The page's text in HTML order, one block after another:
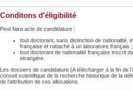
Conditons d'éligibilité
Peut faire acte de candidature :
tout doctorant, sans distinction de nationalité,
française et rattaché à un laboratoire français ;
tout doctorant de nationalité française inscrit
étrangère.
Les dossiers de candidature (A télécharger à la fin de
conseil scientifique de la recherche historique de la
de l’attribution de ces allocations.